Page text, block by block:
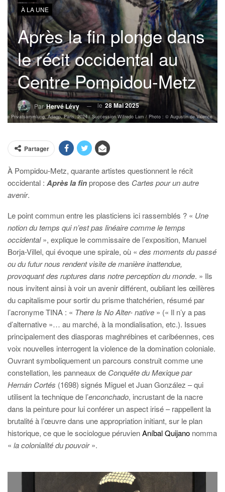
À LA UNE
Après la fin plonge dans
le récit occidental au
Centre Pompidou-Metz
ParHervé Lévy le28 Mai 2025
Privatsammlung, Adagp, Paris, 2024 / Succession Wifredo Lam / Photo : © Augustin de Valence
Partager
À Pompidou-Metz, quarante artistes questionnent le récit
occidental : Après la finpropose des Cartes pour un autre
avenir.
Le point commun entre les plasticiens ici rassemblés ? « Une
notion du temps qui n’est pas linéairecomme le temps
occidental», explique le commissaire de l’exposition, Manuel
Borja-Villel, qui évoque une spirale, où « des moments du passé
ou du futur nous rendent visite de manière inattendue,
provoquant des ruptures dans notre perception du monde. » Ils
nous invitent ainsi à voir un avenir différent, oubliant les œillères
du capitalisme pour sortir du prisme thatchérien, résumé par
l’acronyme TINA : « There Is No Alter- native » (« Il n’y a pas
d’alternative »… au marché, à la mondialisation, etc.). Issues
principalement des diasporas maghrébines et caribéennes, ces
voix nouvelles interrogent la violence de la domination coloniale.
Ouvrant symboliquement un parcours construit comme une
constellation, les panneaux de Conquête du Mexique par
Hernán Cortés (1698) signés Miguel et Juan González – qui
utilisent la technique de l’enconchado, incrustant de la nacre
dans la peinture pour lui conférer un aspect irisé – rappellent la
brutalité à l’œuvre dans une appropriation initiant, sur le plan
historique, ce que le sociologue péruvienAníbal Quijano nomma
« la colonialité du pouvoir».